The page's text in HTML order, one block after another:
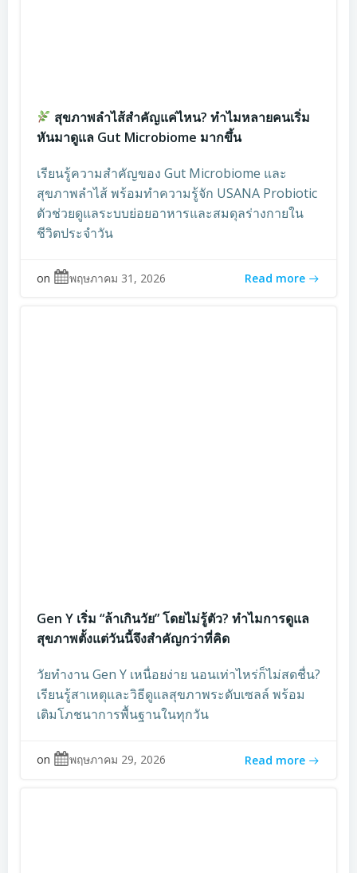
สุขภาพลำไส้สำคัญแค่ไหน? ทำไมหลายคนเริ่ม
หันมาดูแล Gut Microbiome มากขึ้น
เรียนรู้ความสำคัญของ Gut Microbiome และ
สุขภาพลำไส้ พร้อมทำความรู้จัก USANA Probiotic
ตัวช่วยดูแลระบบย่อยอาหารและสมดุลร่างกายใน
ชีวิตประจำวัน
on พฤษภาคม 31, 2026 Read more
Gen Y เริ่ม “ล้าเกินวัย” โดยไม่รู้ตัว? ทำไมการดูแล
สุขภาพตั้งแต่วันนี้จึงสำคัญกว่าที่คิด
วัยทำงาน Gen Y เหนื่อยง่าย นอนเท่าไหร่ก็ไม่สดชื่น?
เรียนรู้สาเหตุและวิธีดูแลสุขภาพระดับเซลล์ พร้อม
เติมโภชนาการพื้นฐานในทุกวัน
on พฤษภาคม 29, 2026 Read more